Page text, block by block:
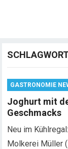
GASTRONOMIE
Joghurt mit
Geschmacks
Neu im
Molkerei Müller